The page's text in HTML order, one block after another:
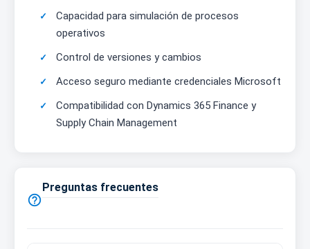
Capacidad para simulación de procesos
operativos
Control de versiones y cambios
Acceso seguro mediante credenciales Microsoft
Compatibilidad con Dynamics 365 Finance y
Supply Chain Management

Preguntas frecuentes